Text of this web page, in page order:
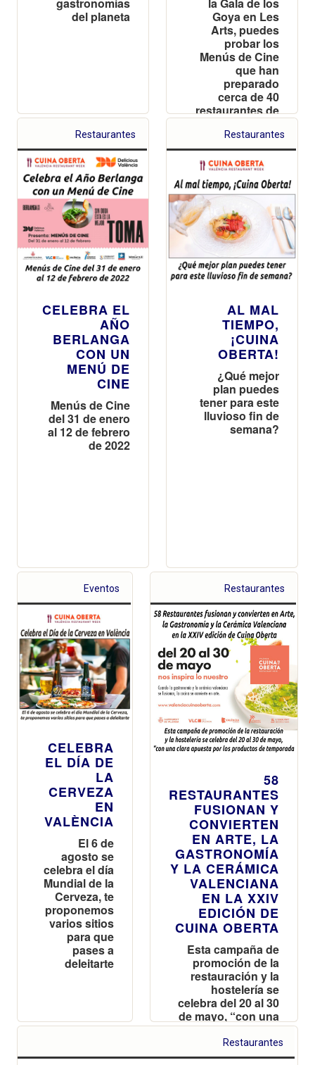
del planeta
Goya en Les
Arts, puedes
probar los
Menús de Cine
que han
preparado
cerca de 40
restaurantes de
València y
provincia
Restaurantes
CELEBRA EL
AÑO
BERLANGA
CON UN
MENÚ DE
CINE
Menús de Cine
del 31 de enero
al 12 de febrero
de 2022
Restaurantes
AL MAL
TIEMPO,
¡CUINA
OBERTA!
¿Qué mejor
plan puedes
tener para este
lluvioso fin de
semana?
Eventos
CELEBRA
EL DÍA DE
LA
CERVEZA
EN
VALÈNCIA
El 6 de
agosto se
celebra el día
Mundial de la
Cerveza, te
proponemos
varios sitios
para que
pases a
deleitarte
Restaurantes
58
RESTAURANTES
FUSIONAN Y
CONVIERTEN
EN ARTE, LA
GASTRONOMÍA
Y LA CERÁMICA
VALENCIANA
EN LA XXIV
EDICIÓN DE
CUINA OBERTA
Esta campaña de
promoción de la
restauración y la
hostelería se
celebra del 20 al 30
de mayo, “con una
clara apuesta por
los productos de
temporada
Restaurantes